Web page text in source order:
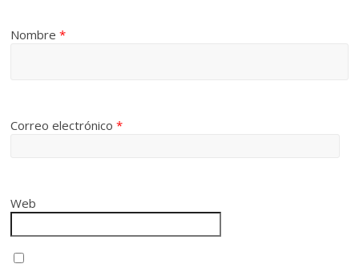
Nombre*
Correo electrónico*
Web